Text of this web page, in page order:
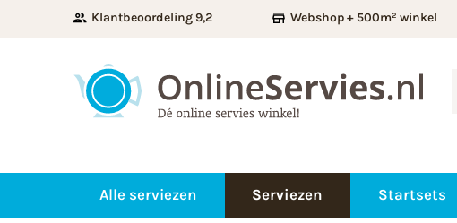
Klantbeoordeling 9,2 Webshop + 500m² winkel
Alle serviezen Serviezen Startsets